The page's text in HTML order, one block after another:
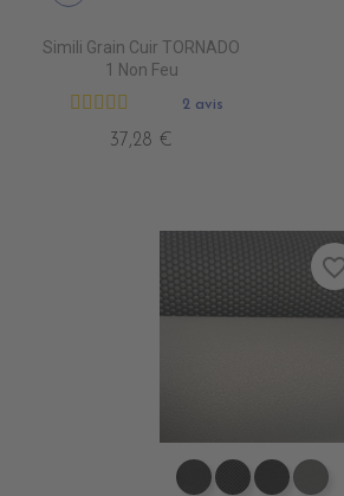
Simili Grain Cuir TORNADO
1 Non Feu
2 avis
37,28 €
EA0100 NEXUS
EA0030